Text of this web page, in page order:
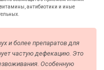
антибиотики и иные
и более препаратов для
частую дефекацию. Это
Особенную